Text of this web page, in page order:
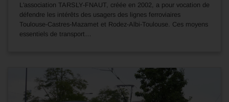
L'association TARSLY-FNAUT, créée en 2002, a pour vocation de
défendre les intérêts des usagers des lignes ferroviaires
Toulouse-Castres-Mazamet et Rodez-Albi-Toulouse. Ces moyens
essentiels de transport…